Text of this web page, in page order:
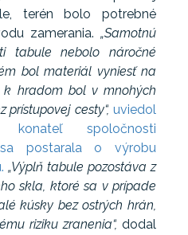
terén bolo potrebné
zamerania. „Samotnú
tabule nebolo náročné
bol materiál vyniesť na
k hradom bol v mnohých
cesty“, uviedol
konateľ spoločnosti
sa postarala o výrobu
„Výplň tabule pozostáva z
skla, ktoré sa v prípade
kúsky bez ostrých hrán,
riziku zranenia“, dodal